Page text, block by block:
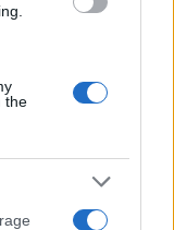
the
prese appunti
sui motori. In
metodico
'tecnica e
appunti del